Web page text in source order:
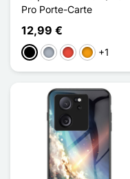
Pro Porte-Carte
12,99 €
NegroGris RojoNaranja
+1